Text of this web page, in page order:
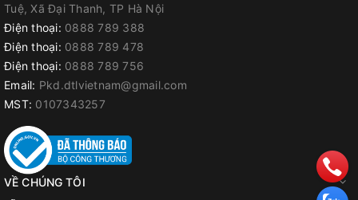
Ứng dụng thực tế
Tuệ, Xã Đại Thanh, TP Hà Nội
Điện thoại: 0888 789 388
Điện thoại: 0888 789 478
Điện thoại: 0888 789 756
Email: Pkd.dtlvietnam@gmail.com
MST: 0107343257
VỀ CHÚNG TÔI